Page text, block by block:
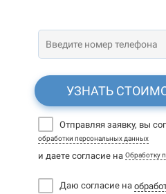
УЗНАТЬ
Отправляя заявку, вы
обработки персональных данных
и даете согласие на Обработку
Даю согласие на